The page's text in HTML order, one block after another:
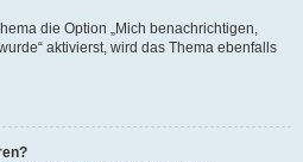
die Option „Mich benachrichtigen,
aktivierst, wird das Thema ebenfalls